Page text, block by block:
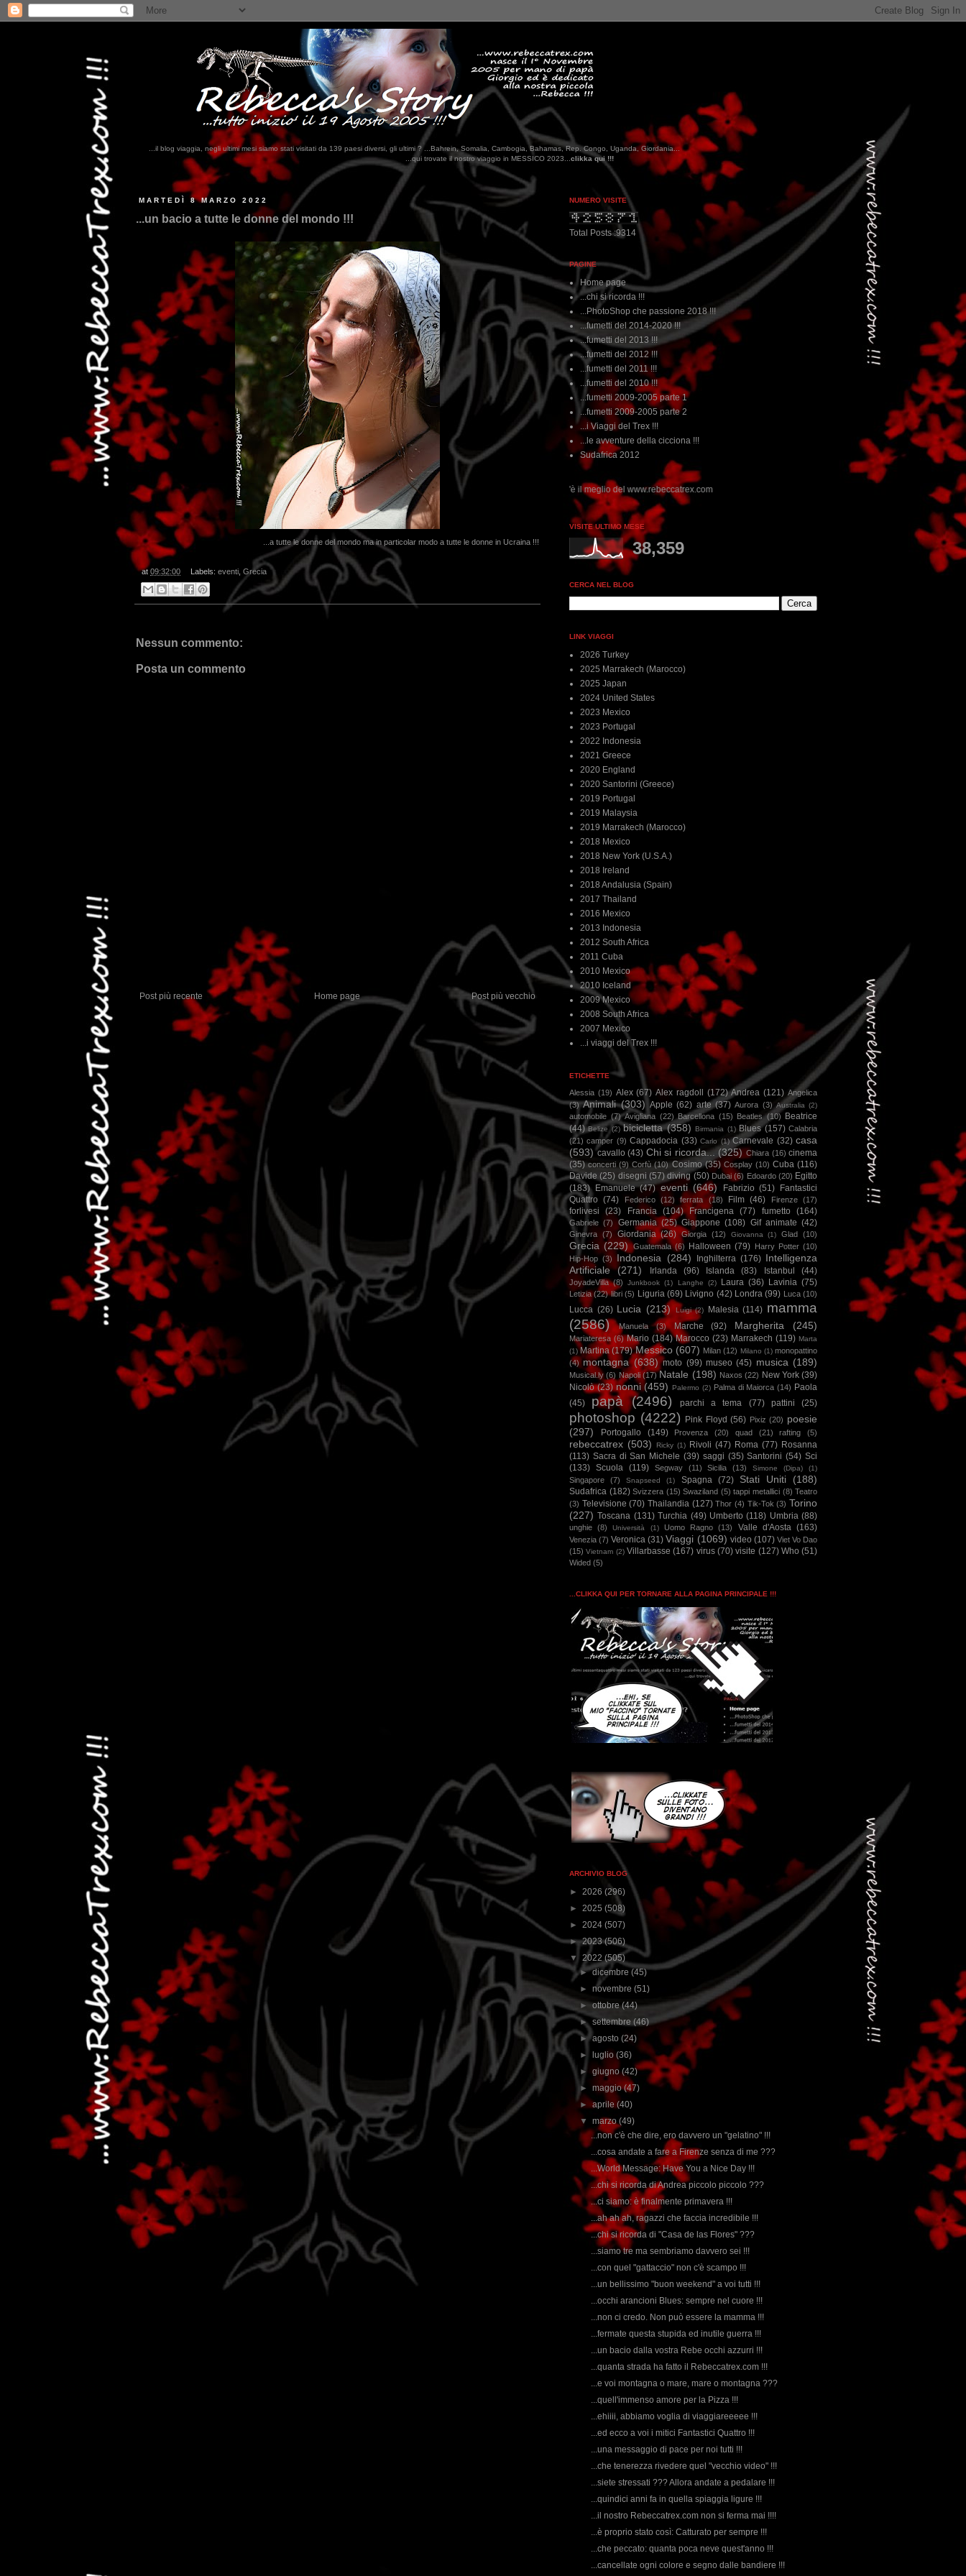
...il blog viaggia, negli ultimi mesi siamo stati visitati da 139 paesi diversi, gli ultimi ? ...Bahrein, Somalia, Cambogia, Bahamas, Rep. Congo, Uganda, Giordania...
...qui trovate il nostro viaggio in MESSICO 2023...clikka qui !!!
MARTEDÌ 8 MARZO 2022
...un bacio a tutte le donne del mondo !!!
...a tutte le donne del mondo ma in particolar modo a tutte le donne in Ucraina !!!
at 09:32:00 Labels: eventi, Grecia
Nessun commento:
Posta un commento
Post più recente Post più vecchio
Home page
NUMERO VISITE
Total Posts :9314
PAGINE
Home page
...chi si ricorda !!!
...PhotoShop che passione 2018 !!!
...fumetti del 2014-2020 !!!
...fumetti del 2013 !!!
...fumetti del 2012 !!!
...fumetti del 2011 !!!
...fumetti del 2010 !!!
...fumetti 2009-2005 parte 1
...fumetti 2009-2005 parte 2
...i Viaggi del Trex !!!
...le avventure della cicciona !!!
Sudafrica 2012
...dai non perdere tempo, clikka "qui", c'è il meglio del www.rebeccatrex.com
VISITE ULTIMO MESE
38,359
CERCA NEL BLOG
LINK VIAGGI
2026 Turkey
2025 Marrakech (Marocco)
2025 Japan
2024 United States
2023 Mexico
2023 Portugal
2022 Indonesia
2021 Greece
2020 England
2020 Santorini (Greece)
2019 Portugal
2019 Malaysia
2019 Marrakech (Marocco)
2018 Mexico
2018 New York (U.S.A.)
2018 Ireland
2018 Andalusia (Spain)
2017 Thailand
2016 Mexico
2013 Indonesia
2012 South Africa
2011 Cuba
2010 Mexico
2010 Iceland
2009 Mexico
2008 South Africa
2007 Mexico
...i viaggi del Trex !!!
ETICHETTE
Alessia (19) Alex (67) Alex ragdoll (172) Andrea (121) Angelica
(3) Animali (303) Apple (62) arte (37) Aurora (3) Australia (2)
automobile (7) Avigliana (22) Barcellona (15) Beatles (10)
Beatrice
(44) Belize (2) bicicletta (358) Birmania (1) Blues (157) Calabria
(21) camper (9) Cappadocia (33) Carlo (1) Carnevale (32) casa
(593) cavallo (43) Chi si ricorda... (325) Chiara (16) cinema
(35) concerti (9) Corfù (10) Cosimo (35) Cosplay (10) Cuba (116)
Davide (25) disegni (57) diving (50) Dubai (6) Edoardo (20) Egitto
(183)
Emanuele (47) eventi (646) Fabrizio (51)
Fantastici
Quattro (74) Federico (12) ferrata (18) Film (46) Firenze (17)
forlivesi (23) Francia (104) Francigena (77) fumetto (164)
Gabriele (7) Germania (25) Giappone (108) Gif animate (42)
Ginevra (7) Giordania (26) Giorgia (12) Giovanna (1) Glad (10)
Grecia (229) Guatemala (6) Halloween (79) Harry Potter (10)
Hip-Hop (3) Indonesia (284) Inghilterra (176) Intelligenza
Artificiale
(271) Irlanda (96) Islanda (83) Istanbul (44)
JoyadeVilla (8) Junkbook (1) Langhe (2) Laura (36) Lavinia (75)
Letizia (22) libri (5) Liguria (69) Livigno (42) Londra (99) Luca (10)
Lucca (26) Lucia (213) Luigi (2) Malesia (114) mamma
(2586)
Manuela (3) Marche (92) Margherita (245)
Mariateresa (6) Mario (184) Marocco (23) Marrakech (119) Marta
(1) Martina (179) Messico (607) Milan (12) Milano (1) monopattino
(4) montagna (638) moto (99) museo (45) musica (189)
Musical.ly (6) Napoli (17) Natale (198) Naxos (22) New York (39)
Nicolò (23) nonni (459) Palermo (2) Palma di Maiorca (14) Paola
(45)
papà (2496) parchi a tema (77) pattini (25)
photoshop (4222) Pink Floyd (56) Pixiz (20) poesie
(297)
Portogallo (149) Provenza (20) quad (21) rafting (5)
rebeccatrex (503) Ricky (1) Rivoli (47) Roma (77) Rosanna
(113) Sacra di San Michele (39) saggi (35) Santorini (54) Sci
(133) Scuola (119) Segway (11) Sicilia (13) Simone (Dipa) (1)
Singapore (7) Snapseed (1) Spagna (72) Stati Uniti (188)
Sudafrica (182) Svizzera (15) Swaziland (5) tappi metallici (8) Teatro
(3) Televisione (70) Thailandia (127) Thor (4) Tik-Tok (3) Torino
(227) Toscana (131) Turchia (49) Umberto (118) Umbria (88)
unghie (8) Università (1) Uomo Ragno (13) Valle d'Aosta (163)
Venezia (7) Veronica (31) Viaggi (1069) video (107) Viet Vo Dao
(15) Vietnam (2) Villarbasse (167) virus (70) visite (127) Who (51)
Wided (5)
...CLIKKA QUI PER TORNARE ALLA PAGINA PRINCIPALE !!!
ARCHIVIO BLOG
► 2026 (296)
► 2025 (508)
► 2024 (507)
►2023(506)
▼ 2022(505)
►dicembre(45)
►novembre(51)
►ottobre(44)
►settembre(46)
►agosto(24)
►
luglio(36)
►giugno(42)
►maggio(47)
►aprile(40)
▼marzo(49)
...non c'è che dire, ero davvero un "gelatino" !!!
...cosa andate a fare a Firenze senza di me ???
...World Message: Have You a Nice Day !!!
...chi si ricorda di Andrea piccolo piccolo ???
...ci siamo: è finalmente primavera !!!
...ah ah ah, ragazzi che faccia incredibile !!!
...chi si ricorda di "Casa de las Flores" ???
...siamo tre ma sembriamo davvero sei !!!
...con quel "gattaccio" non c'è scampo !!!
...un bellissimo "buon weekend" a voi tutti !!!
...occhi arancioni Blues: sempre nel cuore !!!
...non ci credo. Non può essere la mamma !!!
...fermate questa stupida ed inutile guerra !!!
...un bacio dalla vostra Rebe occhi azzurri !!!
...quanta strada ha fatto il Rebeccatrex.com !!!
...e voi montagna o mare, mare o montagna ???
...quell'immenso amore per la Pizza !!!
...ehiiii, abbiamo voglia di viaggiareeeee !!!
...ed ecco a voi i mitici Fantastici Quattro !!!
...una messaggio di pace per noi tutti !!!
...che tenerezza rivedere quel "vecchio video" !!!
...siete stressati ??? Allora andate a pedalare !!!
...quindici anni fa in quella spiaggia ligure !!!
...il nostro Rebeccatrex.com non si ferma mai !!!!
...è proprio stato così: Catturato per sempre !!!
...che peccato: quanta poca neve quest'anno !!!
...cancellate ogni colore e segno dalle bandiere !!!